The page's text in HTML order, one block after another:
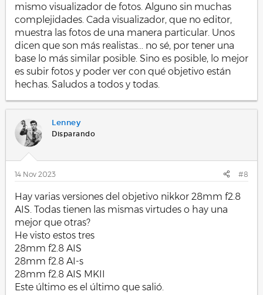
mismo visualizador de fotos. Alguno sin muchas
complejidades. Cada visualizador, que no editor,
muestra las fotos de una manera particular. Unos
dicen que son más realistas... no sé, por tener una
base lo más similar posible. Sino es posible, lo mejor
es subir fotos y poder ver con qué objetivo están
hechas. Saludos a todos y todas.
Lenney
Disparando
14 Nov 2023 #8
Hay varias versiones del objetivo nikkor 28mm f2.8
AIS. Todas tienen las mismas virtudes o hay una
mejor que otras?
He visto estos tres
28mm f2.8 AIS
28mm f2.8 AI-s
28mm f2.8 AIS MKII
Este último es el último que salió.